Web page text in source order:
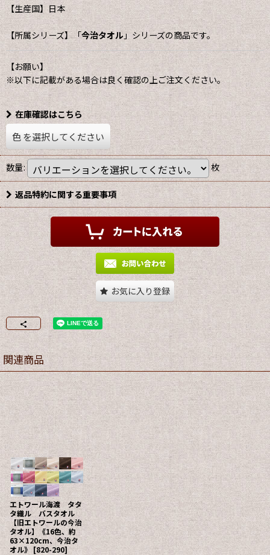
【生産国】日本
【所属シリーズ】「今治タオル」シリーズの商品です。
【お願い】
※以下に記載がある場合は良く確認の上ご注文ください。
在庫確認はこちら
色を選択してください
数量: 枚
返品特約に関する重要事項
お気に入り登録
関連商品
エトワール海渡 タタ
タ織ル バスタオル
【旧エトワールの今治
タオル】《16色、約
63×120cm、今治タ
オル》 [820-290]